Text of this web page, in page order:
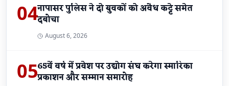
04नापासर पुलिस ने दो युवकों को अवैध कट्टे समेत
दबोचा
August 6, 2026
0565वें वर्ष में प्रवेश पर उद्योग संघ करेगा स्मारिका
प्रकाशन और सम्मान समारोह